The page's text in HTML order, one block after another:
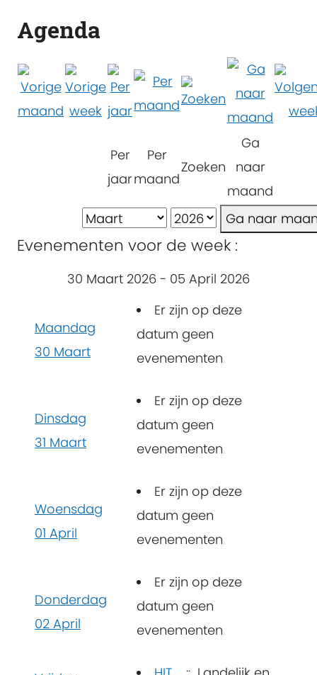
Agenda
Per
jaar
Per
maand
Zoeken
Ga
naar
maand
Ga naar
Evenementen voor de week :
30 Maart 2026 - 05 April 2026
Maandag
30 Maart
Er zijn op deze
datum geen
evenementen
Dinsdag
31 Maart
Er zijn op deze
datum geen
evenementen
Woensdag
01 April
Er zijn op deze
datum geen
evenementen
Donderdag
02 April
Er zijn op deze
datum geen
evenementen